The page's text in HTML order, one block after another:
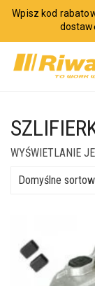
Wpisz kod
WYŚWIETLANIE
Domyślne